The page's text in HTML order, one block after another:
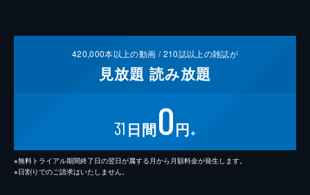
420,000本以上の動画 /210誌以上の雑誌が
見放題 読み放題
31 日間0円 ※
※無料トライアル期間終了日の翌日が属する月から月額料金が発生します。
※日割りでのご請求はいたしません。